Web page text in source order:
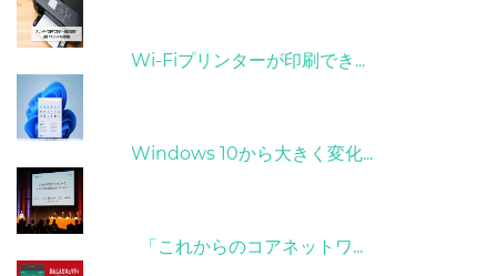
Wi-Fiプリンターが印刷でき...
Windows 10から大きく変化...
「これからのコアネットワ...